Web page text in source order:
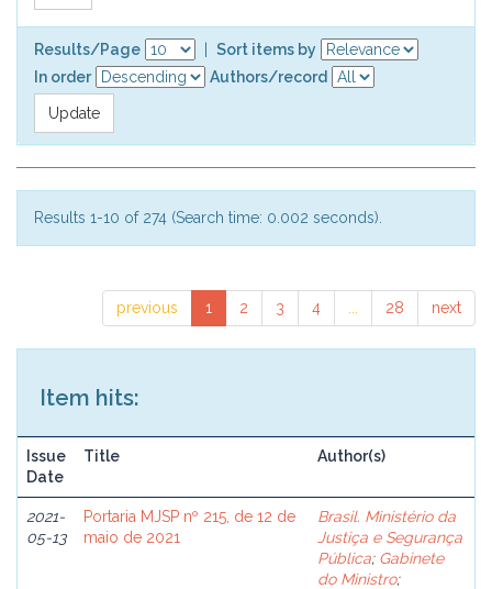
Results/Page
Sort items by
In order
Authors/record
Results 1-10 of 274 (Search time: 0.002 seconds).
previous 1 2 3 4 28 next
Item hits:
Issue
Date
Title Author(s)
2021-
05-13
Portaria MJSP nº 215, de 12 de
maio de 2021
Brasil. Ministério da
Justiça e Segurança
Pública; Gabinete
do Ministro;